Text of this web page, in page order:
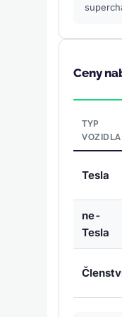
Ceny
TYP
VOZIDLA
Tesla
ne-
Tesla